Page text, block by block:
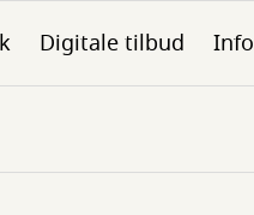
Digitale tilbud Info